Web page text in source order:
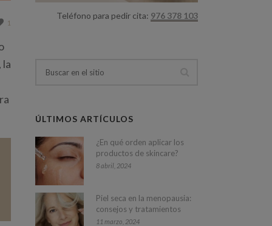
1
Teléfono para pedir cita: 976 378 103
ÚLTIMOS ARTÍCULOS
¿En qué orden aplicar los
productos de skincare?
8 abril, 2024
Piel seca en la menopausia:
consejos y tratamientos
11 marzo, 2024